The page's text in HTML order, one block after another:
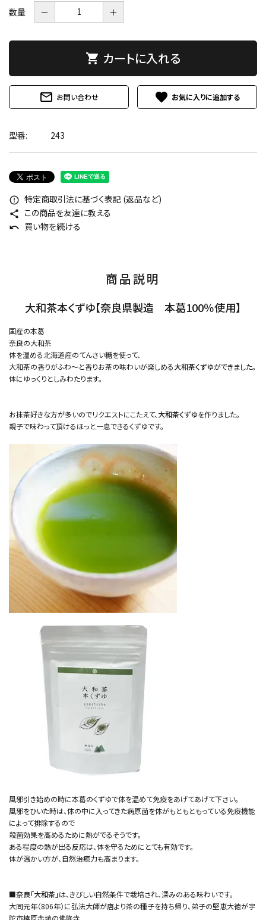
数量 － ＋
shopping_cart カートに入れる
mail_outline お問い合わせ favorite
型番: 243
error_outline 特定商取引法に基づく表記 (返品など)
share この商品を友達に教える
undo 買い物を続ける
商品説明
大和茶本くずゆ【奈良県製造 本葛100％使用】
国産の本葛
奈良の大和茶
体を温める北海道産のてんさい糖を使って、
大和茶の香りがふわ～と香りお茶の味わいが楽しめる大和茶くずゆができました。
体にゆっくりとしみわたります。
お抹茶好きな方が多いのでリクエストにこたえて、 大和茶くずゆを作りました。
親子で味わって頂けるほっと一息できるくずゆです。
風邪引き始めの時に本葛のくずゆで体を温めて免疫をあげてあげて下さい。
風邪をひいた時は、体の中に入ってきた病原菌を体がもともともっている免疫機能
によって排除するので
殺菌効果を高めるために熱がでるそうです。
ある程度の熱が出る反応は、体を守るためにとても有効です。
体が温かい方が、自然治癒力も高まります。
■奈良「大和茶」は、きびしい自然条件で栽培され、深みのある味わいです。
大同元年（806年）に弘法大師が唐より茶の種子を持ち帰り、弟子の堅恵大徳が宇